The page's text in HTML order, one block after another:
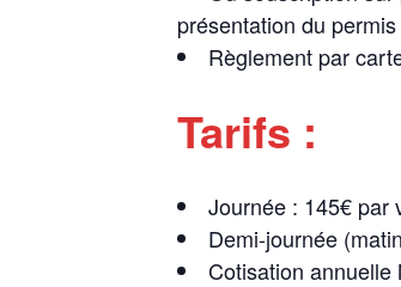
présentation du
Règlement par
Tarifs :
Journée : 145€ par
Demi-journée
Cotisation